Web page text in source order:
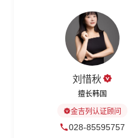
刘惜秋
擅长韩国
金吉列认证顾问
028-85595757